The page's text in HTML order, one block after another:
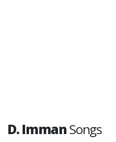
D. ImmanSongs